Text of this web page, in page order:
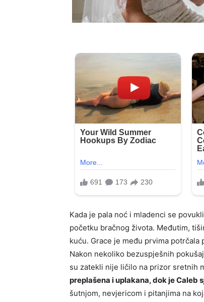
Kada je pala noć i mladenci se
početku bračnog života. Međutim,
kuću. Grace je među prvima
Nakon nekoliko bezuspješnih
su zatekli nije ličilo na prizor sretnih
preplašena i uplakana, dok je Caleb
šutnjom, nevjericom i pitanjima na